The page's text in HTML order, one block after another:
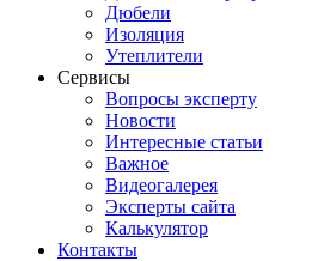
Дюбели
Изоляция
Утеплители
Сервисы
Вопросы эксперту
Новости
Интересные статьи
Важное
Видеогалерея
Эксперты сайта
Калькулятор
Контакты